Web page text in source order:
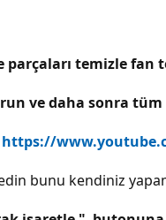
parçaları temizle
ve daha sonra
https://
bunu kendiniz